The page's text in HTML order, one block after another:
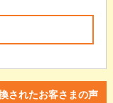
されたお客さまの声